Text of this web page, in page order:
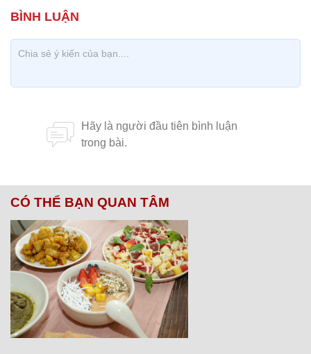
CÓ THỂ BẠN QUAN TÂM